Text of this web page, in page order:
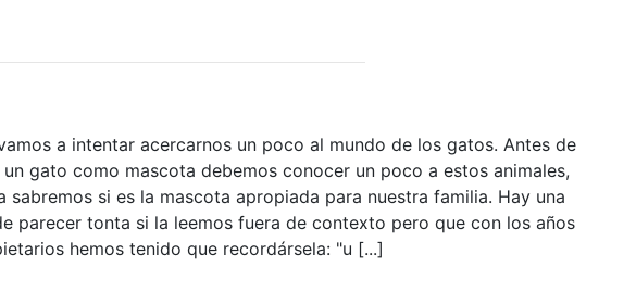
a intentar acercarnos un poco al mundo de los gatos. Antes de
gato como mascota debemos conocer un poco a estos animales,
sabremos si es la mascota apropiada para nuestra familia. Hay una
parecer tonta si la leemos fuera de contexto pero que con los años
hemos tenido que recordársela: "u [...]